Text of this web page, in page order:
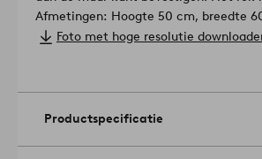
Afmetingen: Hoogte 50 cm, breedte
Maximaal gewicht: 9 kg per plank, 18
gewicht geheel afhankelijk is van de
Onderhoud: Afnemen met een licht
Tips/advies: Met meerdere rekken op
Foto met hoge resolutie
Productspecificatie